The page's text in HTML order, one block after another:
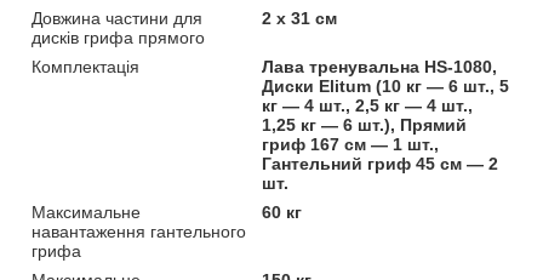
Довжина частини для
дисків грифа прямого
2 х 31 см
Комплектація
Лава тренувальна HS-1080,
Диски Elitum (10 кг — 6 шт., 5
кг — 4 шт., 2,5 кг — 4 шт.,
1,25 кг — 6 шт.), Прямий
гриф 167 см — 1 шт.,
Гантельний гриф 45 см — 2
шт.
Максимальне
навантаження гантельного
грифа
60 кг